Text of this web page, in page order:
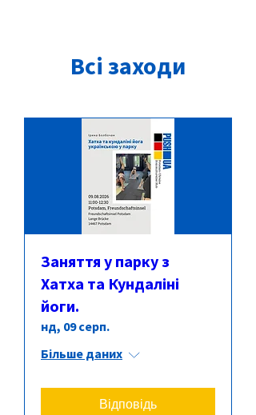
Всі заходи
Заняття у парку з
Хатха та Кундаліні
йоги.
нд, 09 серп.
Більше даних
Відповідь